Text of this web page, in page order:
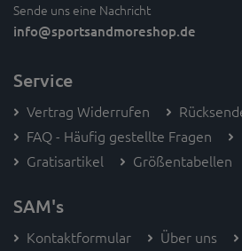
Sende uns eine Nachricht
info@sportsandmoreshop.de
Service
Vertrag Widerrufen
FAQ - Häufig gestellte Fragen
Gratisartikel
Größentabellen
SAM's
Kontaktformular Über uns